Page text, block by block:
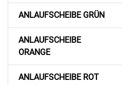
ANLAUFSCHEIBE GRÜN
ANLAUFSCHEIBE
ORANGE
ANLAUFSCHEIBE ROT